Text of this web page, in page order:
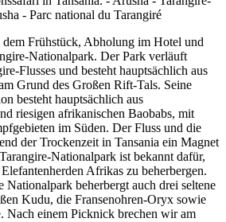
Frühstück, Abholung im Hotel und
Nationalpark. Der Park verläuft
Flusses und besteht hauptsächlich aus
Grund des Großen Rift-Tals. Seine
besteht hauptsächlich aus
riesigen afrikanischen Baobabs, mit
im Süden. Der Fluss und die
der Trockenzeit in Tansania ein Magnet
Nationalpark ist bekannt dafür,
Afrikas zu beherbergen.
Nationalpark beherbergt auch drei seltene
Kudu, die Fransenohren-Oryx sowie
Nach einem Picknick brechen wir am